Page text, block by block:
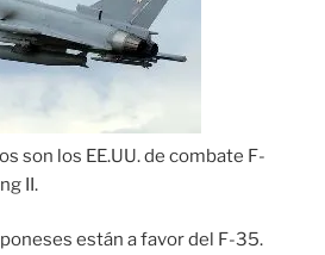
son los EE.UU. de combate F-
II.
están a favor del F-35.